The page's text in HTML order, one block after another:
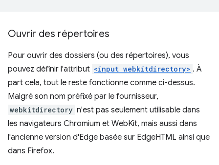
Ouvrir des répertoires
Pour ouvrir des dossiers (ou des répertoires), vous
pouvez définir l'attribut <input webkitdirectory> . À
part cela, tout le reste fonctionne comme ci-dessus.
Malgré son nom préfixé par le fournisseur,
webkitdirectory n'est pas seulement utilisable dans
les navigateurs Chromium et WebKit, mais aussi dans
l'ancienne version d'Edge basée sur EdgeHTML ainsi que
dans Firefox.